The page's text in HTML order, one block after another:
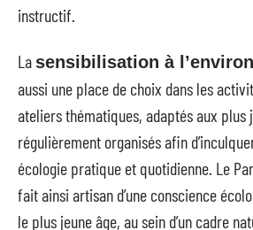
instructif.
La sensibilisation à
aussi une place de choix dans les
ateliers thématiques, adaptés aux plus
régulièrement organisés afin
écologie pratique et quotidienne. Le
fait ainsi artisan d’une conscience
le plus jeune âge, au sein d’un cadre